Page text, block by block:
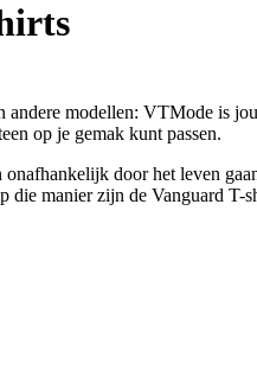
andere modellen: VTMode is
op je gemak kunt passen.
door het leven
die manier zijn de Vanguard